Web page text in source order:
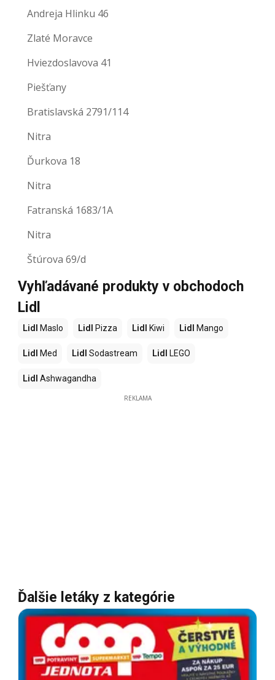
Andreja Hlinku 46
Zlaté Moravce
Hviezdoslavova 41
Piešťany
Bratislavská 2791/114
Nitra
Ďurkova 18
Nitra
Fatranská 1683/1A
Nitra
Štúrova 69/d
Vyhľadávané produkty v obchodoch
Lidl
Lidl Maslo Lidl Pizza Lidl Kiwi Lidl Mango
Lidl Med Lidl Sodastream Lidl LEGO
Lidl Ashwagandha
REKLAMA
Ďalšie letáky z kategórie